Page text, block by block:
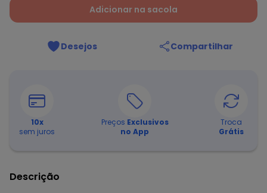
Adicionar na sacola
Desejos Compartilhar
10x
sem juros
Preços Exclusivos
no App
Troca
Grátis
Descrição